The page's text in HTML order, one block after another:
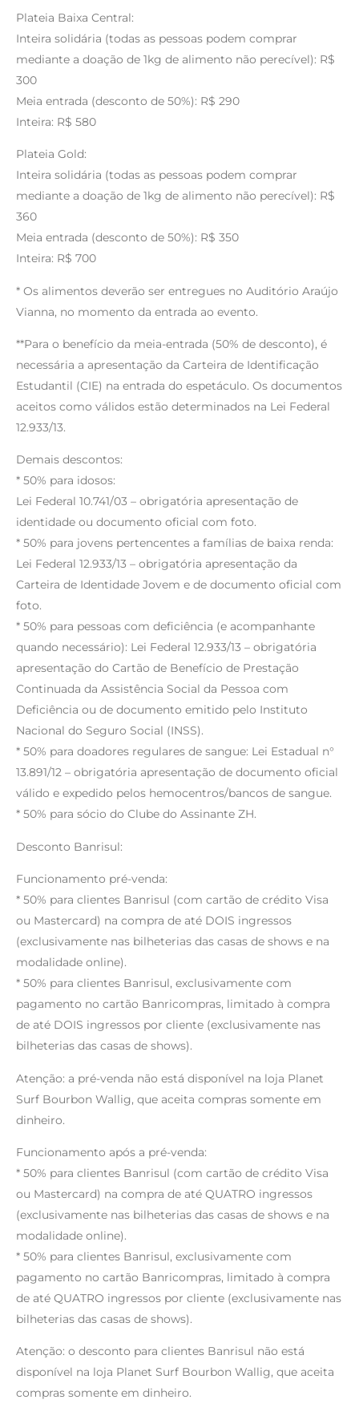
Plateia Baixa Central:
Inteira solidária (todas as pessoas podem comprar
mediante a doação de 1kg de alimento não perecível): R$
300
Meia entrada (desconto de 50%): R$ 290
Inteira: R$ 580
Plateia Gold:
Inteira solidária (todas as pessoas podem comprar
mediante a doação de 1kg de alimento não perecível): R$
360
Meia entrada (desconto de 50%): R$ 350
Inteira: R$ 700
* Os alimentos deverão ser entregues no Auditório Araújo
Vianna, no momento da entrada ao evento.
**Para o benefício da meia-entrada (50% de desconto), é
necessária a apresentação da Carteira de Identificação
Estudantil (CIE) na entrada do espetáculo. Os documentos
aceitos como válidos estão determinados na Lei Federal
12.933/13.
Demais descontos:
* 50% para idosos:
Lei Federal 10.741/03 – obrigatória apresentação de
identidade ou documento oficial com foto.
* 50% para jovens pertencentes a famílias de baixa renda:
Lei Federal 12.933/13 – obrigatória apresentação da
Carteira de Identidade Jovem e de documento oficial com
foto.
* 50% para pessoas com deficiência (e acompanhante
quando necessário): Lei Federal 12.933/13 – obrigatória
apresentação do Cartão de Benefício de Prestação
Continuada da Assistência Social da Pessoa com
Deficiência ou de documento emitido pelo Instituto
Nacional do Seguro Social (INSS).
* 50% para doadores regulares de sangue: Lei Estadual n°
13.891/12 – obrigatória apresentação de documento oficial
válido e expedido pelos hemocentros/bancos de sangue.
* 50% para sócio do Clube do Assinante ZH.
Desconto Banrisul:
Funcionamento pré-venda:
* 50% para clientes Banrisul (com cartão de crédito Visa
ou Mastercard) na compra de até DOIS ingressos
(exclusivamente nas bilheterias das casas de shows e na
modalidade online).
* 50% para clientes Banrisul, exclusivamente com
pagamento no cartão Banricompras, limitado à compra
de até DOIS ingressos por cliente (exclusivamente nas
bilheterias das casas de shows).
Atenção: a pré-venda não está disponível na loja Planet
Surf Bourbon Wallig, que aceita compras somente em
dinheiro.
Funcionamento após a pré-venda:
* 50% para clientes Banrisul (com cartão de crédito Visa
ou Mastercard) na compra de até QUATRO ingressos
(exclusivamente nas bilheterias das casas de shows e na
modalidade online).
* 50% para clientes Banrisul, exclusivamente com
pagamento no cartão Banricompras, limitado à compra
de até QUATRO ingressos por cliente (exclusivamente nas
bilheterias das casas de shows).
Atenção: o desconto para clientes Banrisul não está
disponível na loja Planet Surf Bourbon Wallig, que aceita
compras somente em dinheiro.